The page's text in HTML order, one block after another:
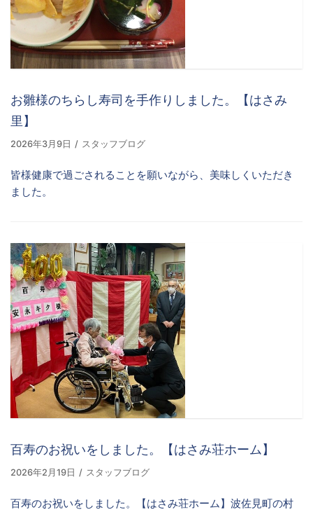
お雛様のちらし寿司を手作りしました。【はさみ
里】
2026年3月9日 スタッフブログ
皆様健康で過ごされることを願いながら、美味しくいただき
ました。
百寿のお祝いをしました。【はさみ荘ホーム】
2026年2月19日 スタッフブログ
百寿のお祝いをしました。【はさみ荘ホーム】波佐見町の村